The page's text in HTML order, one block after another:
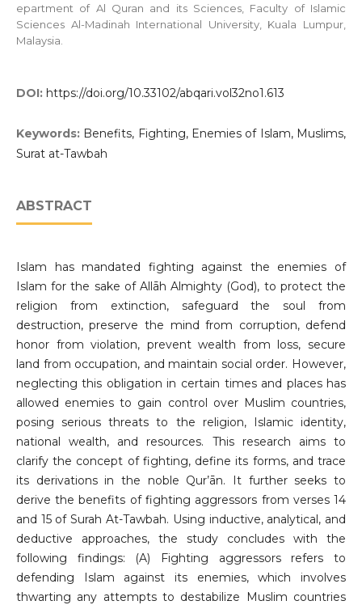
epartment of Al Quran and its Sciences, Faculty of Islamic
Sciences Al-Madinah International University, Kuala Lumpur,
Malaysia.
DOI: https://doi.org/10.33102/abqari.vol32no1.613
Keywords: Benefits, Fighting, Enemies of Islam, Muslims,
Surat at-Tawbah
ABSTRACT
Islam has mandated fighting against the enemies of
Islam for the sake of Allāh Almighty (God), to protect the
religion from extinction, safeguard the soul from
destruction, preserve the mind from corruption, defend
honor from violation, prevent wealth from loss, secure
land from occupation, and maintain social order. However,
neglecting this obligation in certain times and places has
allowed enemies to gain control over Muslim countries,
posing serious threats to the religion, Islamic identity,
national wealth, and resources. This research aims to
clarify the concept of fighting, define its forms, and trace
its derivations in the noble Qur’ān. It further seeks to
derive the benefits of fighting aggressors from verses 14
and 15 of Surah At-Tawbah. Using inductive, analytical, and
deductive approaches, the study concludes with the
following findings: (A) Fighting aggressors refers to
defending Islam against its enemies, which involves
thwarting any attempts to destabilize Muslim countries